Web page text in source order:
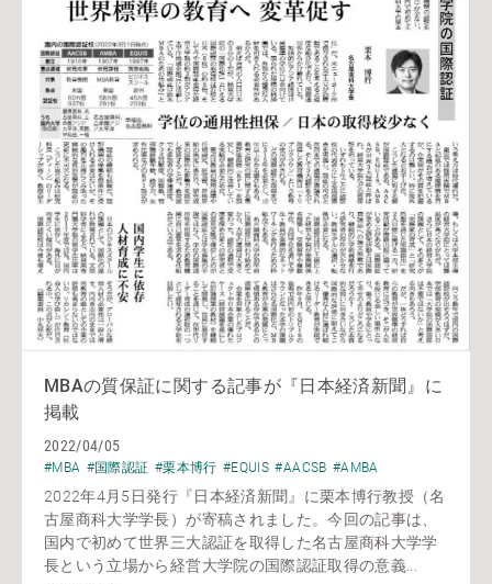
MBAの質保証に関する記事が『日本経済新聞』に
掲載
2022/04/05
#MBA #国際認証 #栗本博行 #EQUIS #AACSB #AMBA
2022年4月5日発行『日本経済新聞』に栗本博行教授（名
古屋商科大学学長）が寄稿されました。今回の記事は、
国内で初めて世界三大認証を取得した名古屋商科大学学
長という立場から経営大学院の国際認証取得の意義...